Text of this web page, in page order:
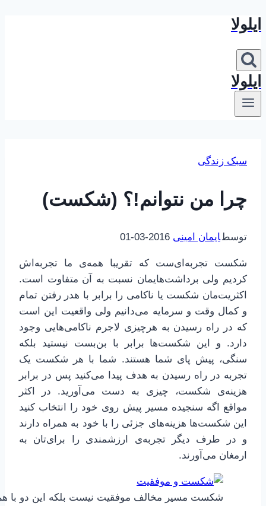
بازگشت
محتوا
ایلولا
ایلولا
سبک زندگی
چرا من نتوانم!؟ (شکست)
توسطایمان امینی 2016-03-01
شکست تجربه‌ای‌ست که تقریبا همه‌ی ما تجربه‌اش
کردیم ولی برداشت‌هایمان نسبت به آن متفاوت است.
اکثریت‌مان شکست یا ناکامی را برابر با هدر رفتن تمام
و کمال وقت و سرمایه می‌دانیم ولی واقعیت این است
که در راه رسیدن به هرچیزی لاجرم ناکامی‌هایی وجود
دارد. و این شکست‌ها برابر با بن‌بست نیستید بلکه
سنگی، پیش پای شما هستند. شما با هر شکست یک
تجربه در راه رسیدن به هدف پیدا می‌کنید پس در برابر
هزینه‌ی شکست، چیزی به دست می‌آورید. در اکثر
مواقع اگه سنجیده مسیر پیش روی خود را انتخاب کنید
این شکست‌ها هزینه‌های جزئی را با خود به همراه دارند
و در طرف دیگر تجربه‌ی ارزشمندی را برای‌تان به
ارمغان می‌آورند.
شکست مسیر مخالف موفقیت نیست بلکه این دو با